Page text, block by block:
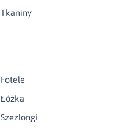
Tkaniny
Fotele
Łóżka
Szezlongi